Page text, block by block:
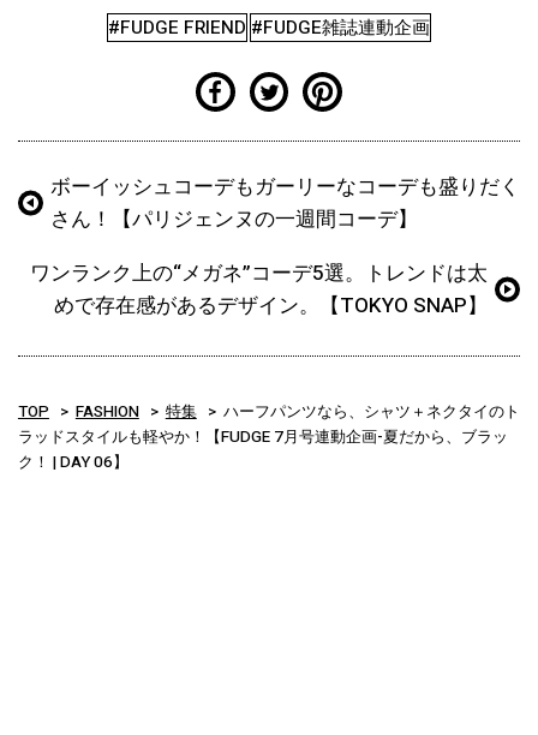
#FUDGE FRIEND #FUDGE雑誌連動企画
ボーイッシュコーデもガーリーなコーデも盛りだく
さん！【パリジェンヌの一週間コーデ】
ワンランク上の“メガネ”コーデ5選。トレンドは太
めで存在感があるデザイン。【TOKYO SNAP】
TOP FASHION 特集
ハーフパンツなら、シャツ＋ネクタイのト
ラッドスタイルも軽やか！【FUDGE 7月号連動企画-夏だから、ブラッ
ク！ | DAY 06】